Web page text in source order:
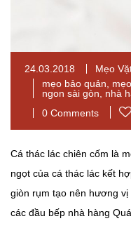
24.03.2018
Mẹo
mẹo bảo quản
ngon sài gòn
nhà
0 Comments
Cá thác lác chiên cốm là
ngọt của cá thác lác kết
giòn rụm tạo nên hương
các đầu bếp nhà hàng